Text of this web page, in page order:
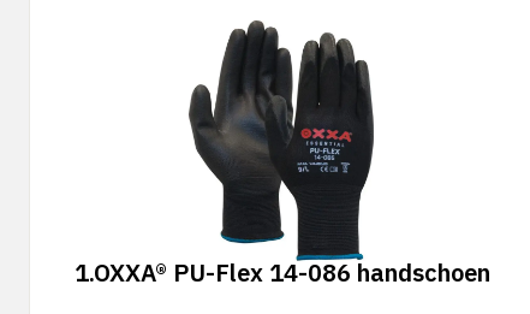
1.OXXA® PU-Flex 14-086 handschoen